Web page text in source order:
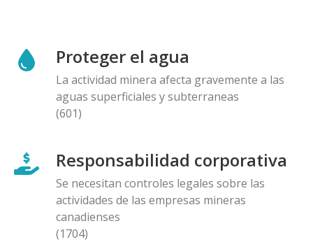
Proteger el agua
La actividad minera afecta gravemente a las
aguas superficiales y subterraneas
(601)
Responsabilidad corporativa
Se necesitan controles legales sobre las
actividades de las empresas mineras
canadienses
(1704)